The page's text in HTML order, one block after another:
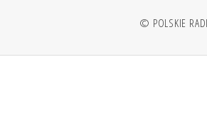
© POLSKIE